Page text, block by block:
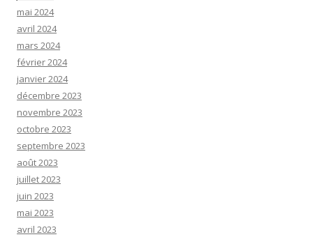
mai 2024
avril 2024
mars 2024
février 2024
janvier 2024
décembre 2023
novembre 2023
octobre 2023
septembre 2023
août 2023
juillet 2023
juin 2023
mai 2023
avril 2023